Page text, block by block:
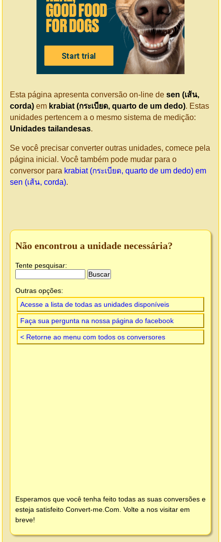
Esta página apresenta conversão on-line de sen (เส้น,
corda) em krabiat (กระเบียด, quarto de um dedo). Estas
unidades pertencem a o mesmo sistema de medição:
Unidades tailandesas.
Se você precisar converter outras unidades, comece pela
página inicial. Você também pode mudar para o
conversor para krabiat (กระเบียด, quarto de um dedo) em
sen (เส้น, corda).
Não encontrou a unidade necessária?
Tente pesquisar:
Outras opções:
Acesse a lista de todas as unidades disponíveis
Faça sua pergunta na nossa página do facebook
< Retorne ao menu com todos os conversores
Esperamos que você tenha feito todas as suas conversões e
esteja satisfeito Convert-me.Com . Volte a nos visitar em
breve!